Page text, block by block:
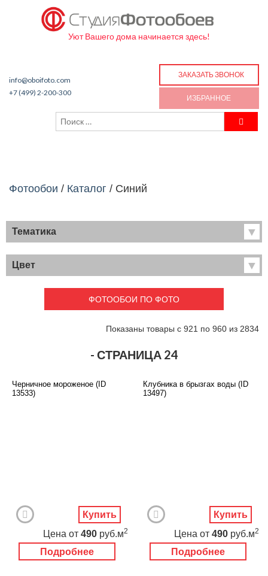
Уют Вашего дома начинается здесь!
info@oboifoto.com
+7 (499) 2-200-300
ЗАКАЗАТЬ ЗВОНОК
ИЗБРАННОЕ
Фотообои / Каталог / Синий
Тематика
Хиты продаж
Фрески
Детские
Карты
Перспектива
Города
Живопись
Животный мир
Еда и напитки
Архитектура
Цвет
ФОТООБОИ ПО ФОТО
Показаны товары с 921 по 960 из 2834
- СТРАНИЦА 24
Черничное мороженое (ID
13533)
Подробнее
Цена от 490 руб.м2
Купить
Клубника в брызгах воды (ID
13497)
Подробнее
Цена от 490 руб.м2
Купить